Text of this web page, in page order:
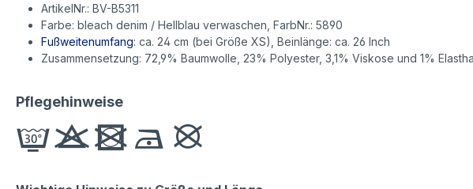
ArtikelNr.: BV-B5311
Farbe: bleach denim / Hellblau verwaschen, FarbNr.: 5890
Fußweitenumfang: ca. 24 cm (bei Größe XS), Beinlänge: ca. 26 Inch
Zusammensetzung: 72,9% Baumwolle, 23% Polyester, 3,1% Viskose und 1%
Pflegehinweise